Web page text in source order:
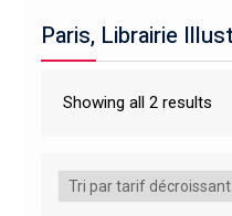
Paris, Librairie
Showing all 2 results